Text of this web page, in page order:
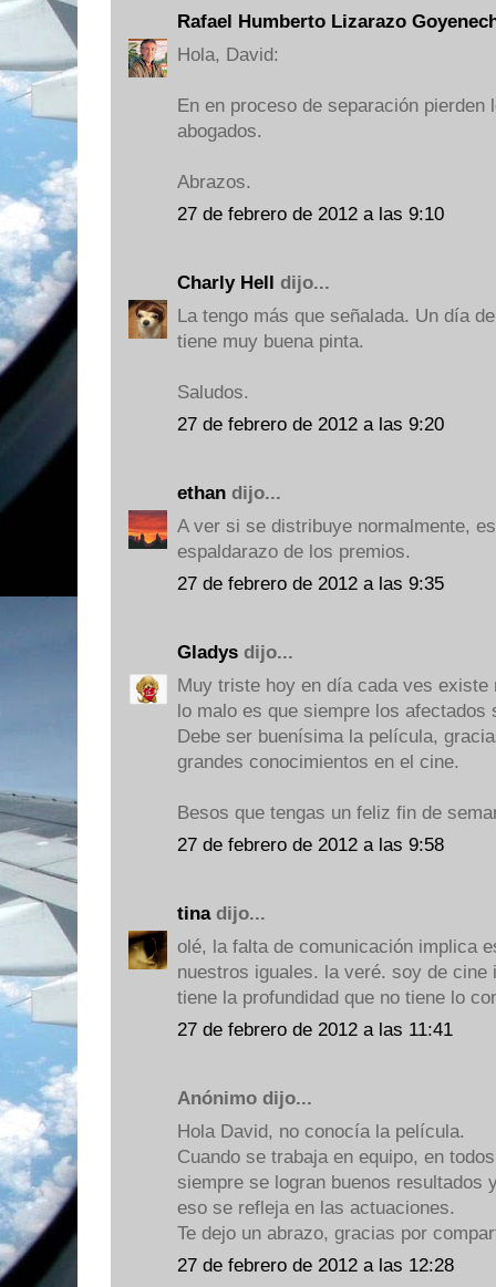
Rafael Humberto Lizarazo
Hola, David:
En en proceso de separación pierden
abogados.
Abrazos.
27 de febrero de 2012 a las 9:10
Charly Hell dijo...
La tengo más que señalada. Un día
tiene muy buena pinta.
Saludos.
27 de febrero de 2012 a las 9:20
ethan dijo...
A ver si se distribuye normalmente,
espaldarazo de los premios.
27 de febrero de 2012 a las 9:35
Gladys dijo...
Muy triste hoy en día cada ves existe
lo malo es que siempre los afectados
Debe ser buenísima la película,
grandes conocimientos en el cine.
Besos que tengas un feliz fin de
27 de febrero de 2012 a las 9:58
tinadijo...
olé, la falta de comunicación implica
nuestros iguales. la veré. soy de cine
tiene la profundidad que no tiene lo
27 de febrero de 2012 a las 11:41
Anónimo dijo...
Hola David, no conocía la película.
Cuando se trabaja en equipo, en
siempre se logran buenos resultados
eso se refleja en las actuaciones.
Te dejo un abrazo, gracias por
27 de febrero de 2012 a las 12:28